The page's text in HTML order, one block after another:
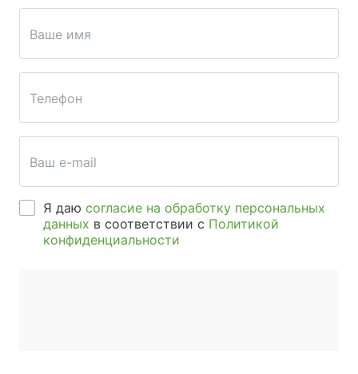
Ваше имя
Телефон
Ваш e-mail
Я даю согласие на обработку персональных
данных в соответствии с Политикой
конфиденциальности